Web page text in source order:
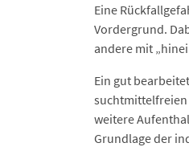
Eine
Vordergrund.
andere mit
Ein gut
suchtmittelfreien
weitere
Grundlage der